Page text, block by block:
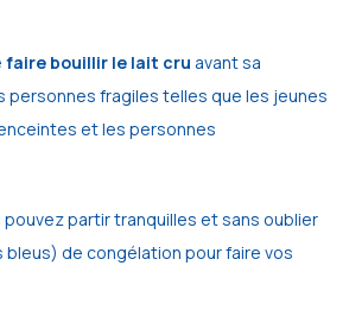
faire bouillir le lait cru avant sa
personnes fragiles telles que les jeunes
et les personnes
pouvez partir tranquilles et sans oublier
bleus) de congélation pour faire vos